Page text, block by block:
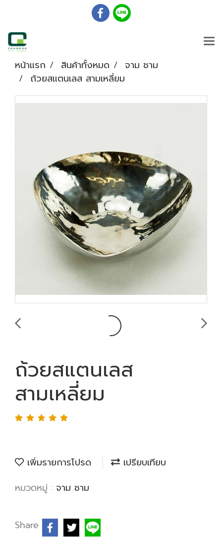
หน้าแรก สินค้าทั้งหมด
จาม ชาม
ถ้วยสแตนเลส สามเหลี่ยม
ถ้วยสแตนเลส
สามเหลี่ยม
เพิ่มรายการโปรด
เปรียบเทียบ
หมวดหมู่ : จาม ชาม
Share